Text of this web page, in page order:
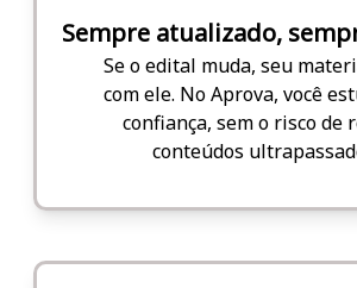
Sempre atualizado,
Se o edital muda, seu
com ele. No Aprova, você
confiança, sem o risco de
conteúdos